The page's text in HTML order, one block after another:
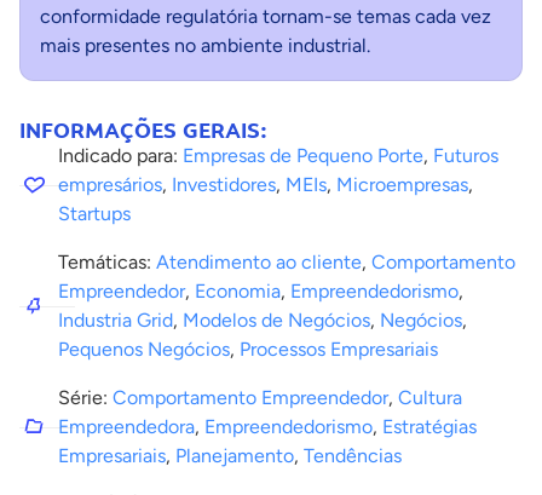
conformidade regulatória tornam-se temas cada vez
mais presentes no ambiente industrial.
INFORMAÇÕES GERAIS:
Indicado para: Empresas de Pequeno Porte, Futuros
empresários, Investidores, MEIs, Microempresas,
Startups
Temáticas: Atendimento ao cliente, Comportamento
Empreendedor, Economia, Empreendedorismo,
Industria Grid, Modelos de Negócios, Negócios,
Pequenos Negócios, Processos Empresariais
Série: Comportamento Empreendedor, Cultura
Empreendedora, Empreendedorismo, Estratégias
Empresariais, Planejamento, Tendências